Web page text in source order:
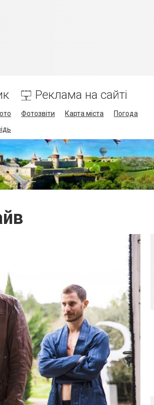
Реклама на сайті
Фотозвіти Карта міста
Погода